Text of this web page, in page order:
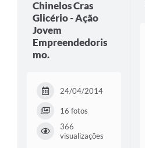
Chinelos Cras
Glicério - Ação
Jovem
Empreendedoris
mo.
24/04/2014
16 fotos
366
visualizações